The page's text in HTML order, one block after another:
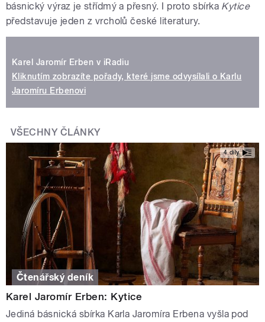
básnický výraz je střídmý a přesný. I proto sbírka Kytice
představuje jeden z vrcholů české literatury.
Karel Jaromír Erben v iRadiu
Kliknutím zobrazíte pořady, které jsme odvysílali o Karlu
Jaromíru Erbenovi
VŠECHNY ČLÁNKY
4 díly
Čtenářský deník
Karel Jaromír Erben: Kytice
Jediná básnická sbírka Karla Jaromíra Erbena vyšla pod